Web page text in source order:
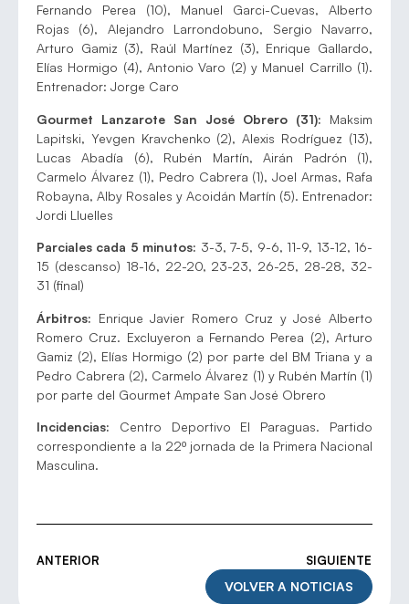
Fernando Perea (10), Manuel Garci-Cuevas, Alberto
Rojas (6), Alejandro Larrondobuno, Sergio Navarro,
Arturo Gamiz (3), Raúl Martínez (3), Enrique Gallardo,
Elías Hormigo (4), Antonio Varo (2) y Manuel Carrillo (1).
Entrenador: Jorge Caro
Gourmet Lanzarote San José Obrero (31): Maksim
Lapitski, Yevgen Kravchenko (2), Alexis Rodríguez (13),
Lucas Abadía (6), Rubén Martín, Airán Padrón (1),
Carmelo Álvarez (1), Pedro Cabrera (1), Joel Armas, Rafa
Robayna, Alby Rosales y Acoidán Martín (5). Entrenador:
Jordi Lluelles
Parciales cada 5 minutos: 3-3, 7-5, 9-6, 11-9, 13-12, 16-
15 (descanso) 18-16, 22-20, 23-23, 26-25, 28-28, 32-
31 (final)
Árbitros: Enrique Javier Romero Cruz y José Alberto
Romero Cruz. Excluyeron a Fernando Perea (2), Arturo
Gamiz (2), Elías Hormigo (2) por parte del BM Triana y a
Pedro Cabrera (2), Carmelo Álvarez (1) y Rubén Martín (1)
por parte del Gourmet Ampate San José Obrero
Incidencias: Centro Deportivo El Paraguas. Partido
correspondiente a la 22º jornada de la Primera Nacional
Masculina.
ANTERIOR SIGUIENTE
VOLVER A NOTICIAS